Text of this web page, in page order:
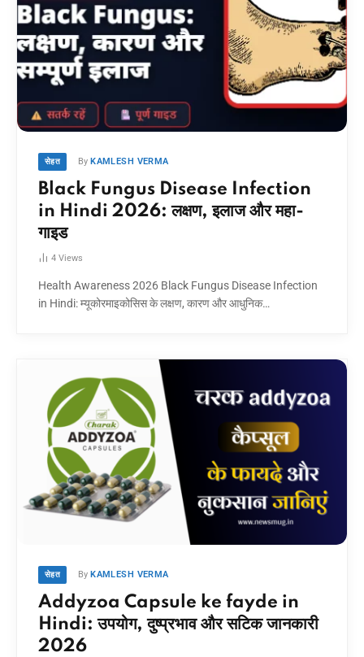
सेहत By KAMLESH VERMA
Black Fungus Disease Infection
in Hindi 2026: लक्षण, इलाज और महा-
गाइड
4 Views
Health Awareness 2026 Black Fungus Disease Infection
in Hindi: म्यूकोरमाइकोसिस के लक्षण, कारण और आधुनिक…
सेहत By KAMLESH VERMA
Addyzoa Capsule ke fayde in
Hindi: उपयोग, दुष्प्रभाव और सटिक जानकारी
2026